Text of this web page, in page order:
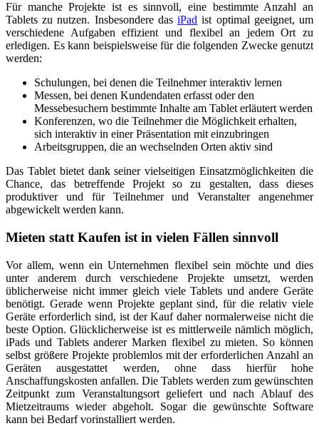
Für manche Projekte ist es sinnvoll, eine bestimmte Anzahl an
Tablets zu nutzen. Insbesondere dasiPad ist optimal geeignet, um
verschiedene Aufgaben effizient und flexibel an jedem Ort zu
erledigen. Es kann beispielsweise für die folgenden Zwecke genutzt
werden:
Schulungen, bei denen die Teilnehmer interaktiv lernen
Messen, bei denen Kundendaten erfasst oder den
Messebesuchern bestimmte Inhalte am Tablet erläutert werden
Konferenzen, wo die Teilnehmer die Möglichkeit erhalten,
sich interaktiv in einer Präsentation mit einzubringen
Arbeitsgruppen, die an wechselnden Orten aktiv sind
Das Tablet bietet dank seiner vielseitigen Einsatzmöglichkeiten die
Chance, das betreffende Projekt so zu gestalten, dass dieses
produktiver und für Teilnehmer und Veranstalter angenehmer
abgewickelt werden kann.
Mieten statt Kaufen ist in vielen Fällen sinnvoll
Vor allem, wenn ein Unternehmen flexibel sein möchte und dies
unter anderem durch verschiedene Projekte umsetzt, werden
üblicherweise nicht immer gleich viele Tablets und andere Geräte
benötigt. Gerade wenn Projekte geplant sind, für die relativ viele
Geräte erforderlich sind, ist der Kauf daher normalerweise nicht die
beste Option. Glücklicherweise ist es mittlerweile nämlich möglich,
iPads und Tablets anderer Marken flexibel zu mieten. So können
selbst größere Projekte problemlos mit der erforderlichen Anzahl an
Geräten ausgestattet werden, ohne dass hierfür hohe
Anschaffungskosten anfallen. Die Tablets werden zum gewünschten
Zeitpunkt zum Veranstaltungsort geliefert und nach Ablauf des
Mietzeitraums wieder abgeholt. Sogar die gewünschte Software
kann bei Bedarf vorinstalliert werden.